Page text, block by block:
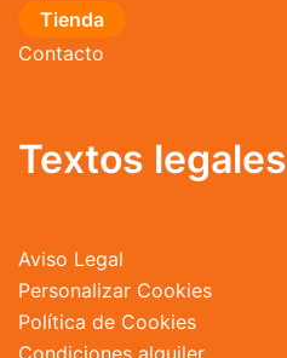
Tienda
Contacto
Textos legales
Aviso Legal
Personalizar Cookies
Política de Cookies